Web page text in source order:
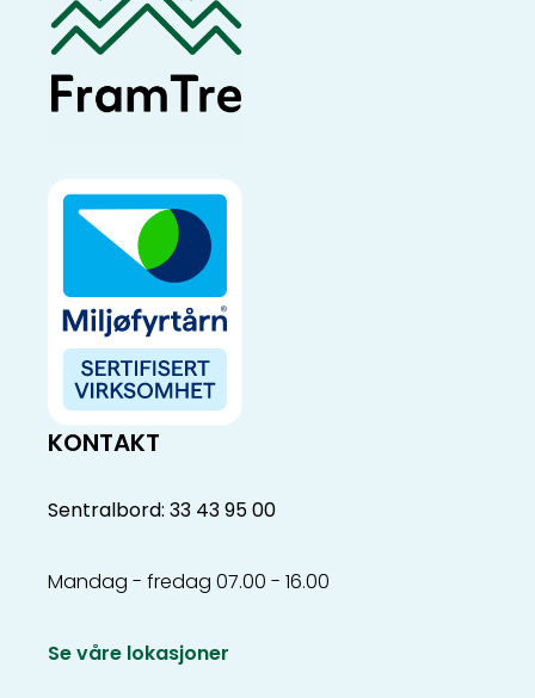
KONTAKT
Sentralbord: 33 43 95 00
Mandag - fredag 07.00 - 16.00
Se våre lokasjoner